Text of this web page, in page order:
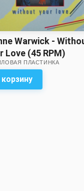
Warwick -
Love (45 RPM)
ПЛАСТИНКА
корзину